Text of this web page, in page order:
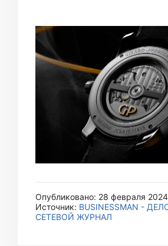
Опубликовано: 28 февраля 2024
Источник: BUSINESSMAN -
СЕТЕВОЙ ЖУРНАЛ